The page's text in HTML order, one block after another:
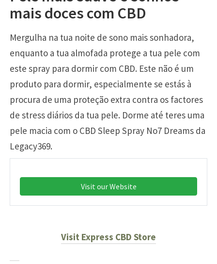
mais doces com CBD
Mergulha na tua noite de sono mais sonhadora,
enquanto a tua almofada protege a tua pele com
este spray para dormir com CBD. Este não é um
produto para dormir, especialmente se estás à
procura de uma proteção extra contra os factores
de stress diários da tua pele. Dorme até teres uma
pele macia com o CBD Sleep Spray No7 Dreams da
Legacy369.
Visit our Website
Visit Express CBD Store